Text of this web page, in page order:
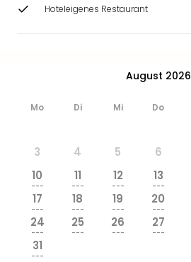
Hoteleigenes Restaurant
August 2026
Mo Di Mi Do
3
4 5 6
10
---
11
---
12
---
13
---
17
---
18
---
19
---
20
---
24
---
25
---
26
---
27
---
31
---